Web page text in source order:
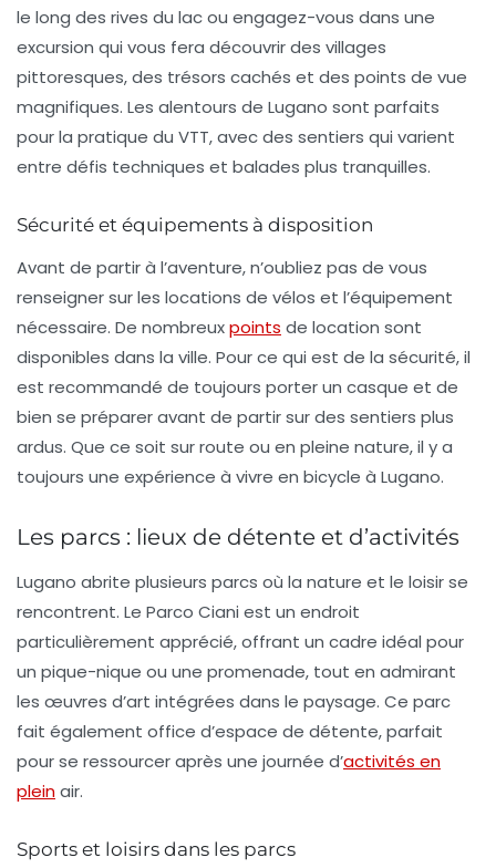
le long des rives du lac ou engagez-vous dans une
excursion qui vous fera découvrir des villages
pittoresques, des trésors cachés et des points de vue
magnifiques. Les alentours de Lugano sont parfaits
pour la pratique du VTT, avec des sentiers qui varient
entre défis techniques et balades plus tranquilles.
Sécurité et équipements à disposition
Avant de partir à l’aventure, n’oubliez pas de vous
renseigner sur les locations de vélos et l’équipement
nécessaire. De nombreuxpoints de location sont
disponibles dans la ville. Pour ce qui est de la sécurité, il
est recommandé de toujours porter un casque et de
bien se préparer avant de partir sur des sentiers plus
ardus. Que ce soit sur route ou en pleine nature, il y a
toujours une expérience à vivre en bicycle à Lugano.
Les parcs : lieux de détente et d’activités
Lugano abrite plusieurs parcs où la nature et le loisir se
rencontrent. Le Parco Ciani est un endroit
particulièrement apprécié, offrant un cadre idéal pour
un pique-nique ou une promenade, tout en admirant
les œuvres d’art intégrées dans le paysage. Ce parc
fait également office d’espace de détente, parfait
pour se ressourcer après une journée d’activités en
pleinair.
Sports et loisirs dans les parcs